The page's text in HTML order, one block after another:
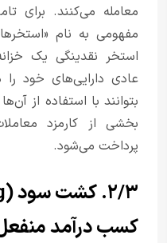
معامله می‌کنند. برای
مفهومی به نام
استخر نقدینگی یک
عادی دارایی‌های خود را
بتوانند با استفاده از
بخشی از کارمزد
پرداخت می‌شود.
کسب درآمد